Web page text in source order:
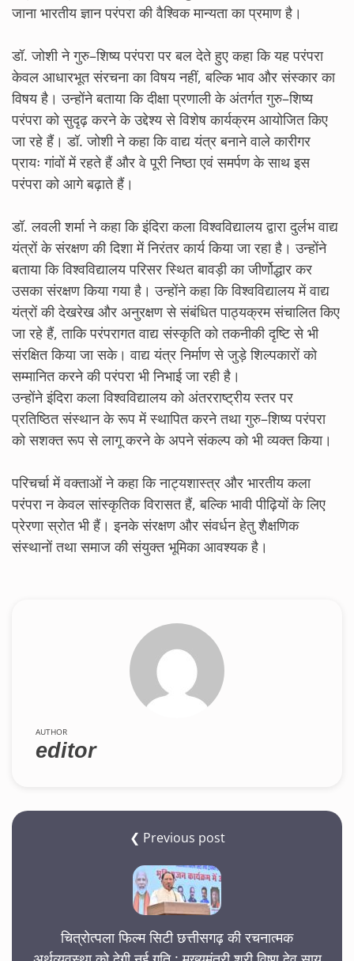
जाना भारतीय ज्ञान परंपरा की वैश्विक मान्यता का प्रमाण है।
डॉ. जोशी ने गुरु–शिष्य परंपरा पर बल देते हुए कहा कि यह परंपरा
केवल आधारभूत संरचना का विषय नहीं, बल्कि भाव और संस्कार का
विषय है। उन्होंने बताया कि दीक्षा प्रणाली के अंतर्गत गुरु–शिष्य
परंपरा को सुदृढ़ करने के उद्देश्य से विशेष कार्यक्रम आयोजित किए
जा रहे हैं। डॉ. जोशी ने कहा कि वाद्य यंत्र बनाने वाले कारीगर
प्रायः गांवों में रहते हैं और वे पूरी निष्ठा एवं समर्पण के साथ इस
परंपरा को आगे बढ़ाते हैं।
डॉ. लवली शर्मा ने कहा कि इंदिरा कला विश्वविद्यालय द्वारा दुर्लभ वाद्य
यंत्रों के संरक्षण की दिशा में निरंतर कार्य किया जा रहा है। उन्होंने
बताया कि विश्वविद्यालय परिसर स्थित बावड़ी का जीर्णोद्धार कर
उसका संरक्षण किया गया है। उन्होंने कहा कि विश्वविद्यालय में वाद्य
यंत्रों की देखरेख और अनुरक्षण से संबंधित पाठ्यक्रम संचालित किए
जा रहे हैं, ताकि परंपरागत वाद्य संस्कृति को तकनीकी दृष्टि से भी
संरक्षित किया जा सके। वाद्य यंत्र निर्माण से जुड़े शिल्पकारों को
सम्मानित करने की परंपरा भी निभाई जा रही है।
उन्होंने इंदिरा कला विश्वविद्यालय को अंतरराष्ट्रीय स्तर पर
प्रतिष्ठित संस्थान के रूप में स्थापित करने तथा गुरु–शिष्य परंपरा
को सशक्त रूप से लागू करने के अपने संकल्प को भी व्यक्त किया।
परिचर्चा में वक्ताओं ने कहा कि नाट्यशास्त्र और भारतीय कला
परंपरा न केवल सांस्कृतिक विरासत हैं, बल्कि भावी पीढ़ियों के लिए
प्रेरणा स्रोत भी हैं। इनके संरक्षण और संवर्धन हेतु शैक्षणिक
संस्थानों तथा समाज की संयुक्त भूमिका आवश्यक है।
AUTHOR
editor
❮ Previous post
चित्रोत्पला फिल्म सिटी छत्तीसगढ़ की रचनात्मक